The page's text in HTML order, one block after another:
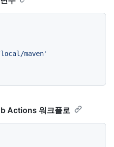
maven'
Actions 워크플로